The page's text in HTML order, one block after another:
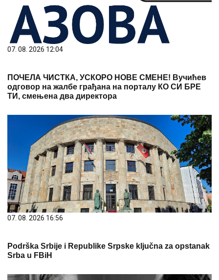
07. 08. 2026 12:04
ПОЧЕЛА ЧИСТКА, УСКОРО НОВЕ СМЕНЕ! Вучићев
одговор на жалбе грађана на порталу КО СИ БРЕ
ТИ, смењена два директора
07. 08. 2026 16:56
Podrška Srbije i Republike Srpske ključna za opstanak
Srba u FBiH